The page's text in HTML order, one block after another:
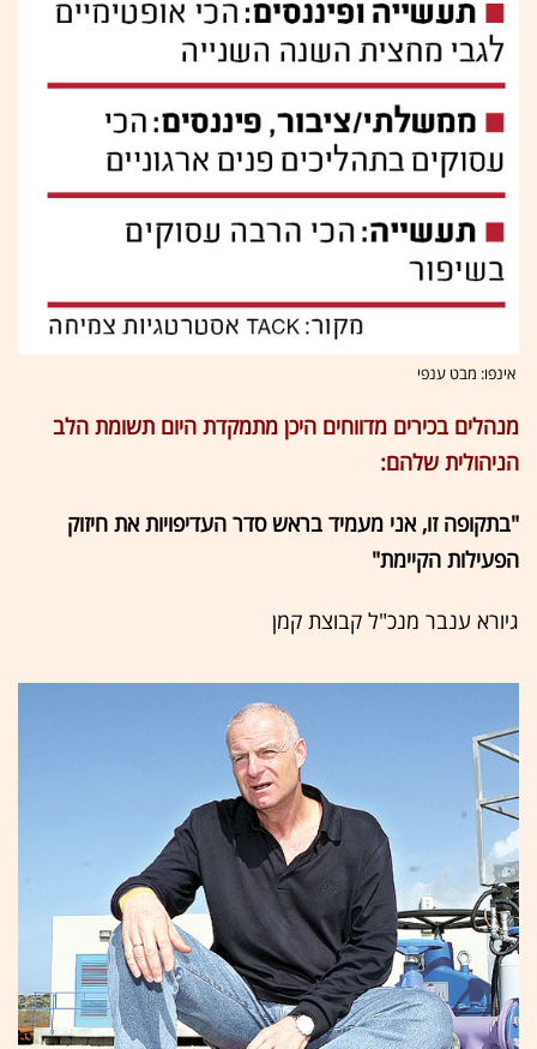
אינפו: מבט ענפי
מנהלים בכירים מדווחים היכן מתמקדת היום תשומת הלב
הניהולית שלהם:
"בתקופה זו, אני מעמיד בראש סדר העדיפויות את חיזוק
הפעילות הקיימת"
גיורא ענבר מנכ"ל קבוצת קמן